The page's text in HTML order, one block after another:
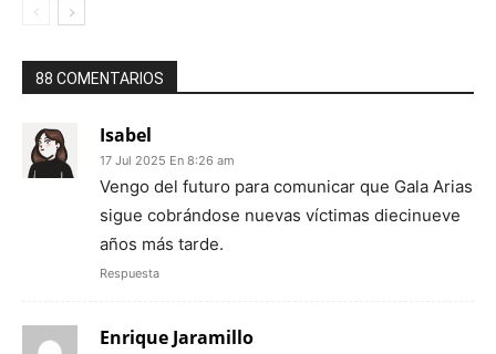
88 COMENTARIOS
Isabel
17 Jul 2025 En 8:26 am
Vengo del futuro para comunicar que Gala Arias
sigue cobrándose nuevas víctimas diecinueve
años más tarde.
Respuesta
Enrique Jaramillo